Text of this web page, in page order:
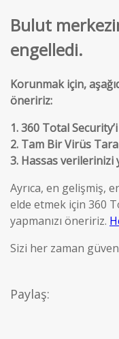
Bulut
engelledi.
Korunmak için,
öneririz:
1.360 Total
2. Tam Bir Virüs
3. Hassas verilerinizi
Ayrıca, en gelişmiş,
elde etmek için 360
yapmanızı öneririz.
Sizi her zaman
Paylaş: